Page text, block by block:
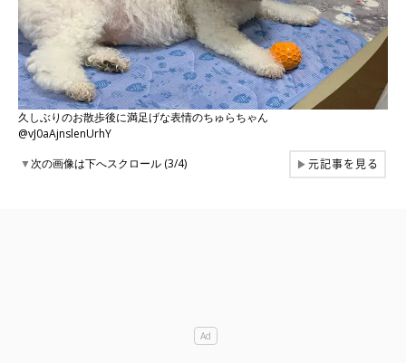
久しぶりのお散歩後に満足げな表情のちゅらちゃん
@vJ0aAjnslenUrhY
▼次の画像は下へスクロール (3/4) ▶元記事を見る